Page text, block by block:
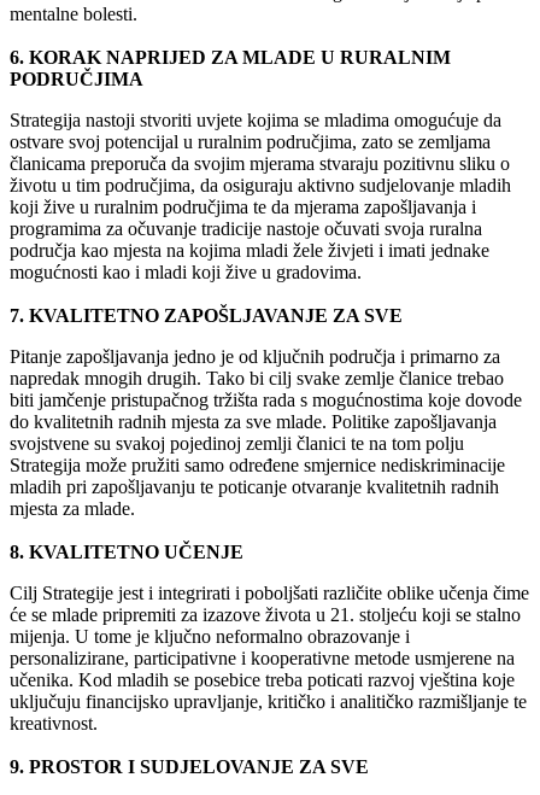
mentalne bolesti.
6. KORAK NAPRIJED ZA MLADE U RURALNIM
PODRUČJIMA
Strategija nastoji stvoriti uvjete kojima se mladima omogućuje da
ostvare svoj potencijal u ruralnim područjima, zato se zemljama
članicama preporuča da svojim mjerama stvaraju pozitivnu sliku o
životu u tim područjima, da osiguraju aktivno sudjelovanje mladih
koji žive u ruralnim područjima te da mjerama zapošljavanja i
programima za očuvanje tradicije nastoje očuvati svoja ruralna
područja kao mjesta na kojima mladi žele živjeti i imati jednake
mogućnosti kao i mladi koji žive u gradovima.
7. KVALITETNO ZAPOŠLJAVANJE ZA SVE
Pitanje zapošljavanja jedno je od ključnih područja i primarno za
napredak mnogih drugih. Tako bi cilj svake zemlje članice trebao
biti jamčenje pristupačnog tržišta rada s mogućnostima koje dovode
do kvalitetnih radnih mjesta za sve mlade. Politike zapošljavanja
svojstvene su svakoj pojedinoj zemlji članici te na tom polju
Strategija može pružiti samo određene smjernice nediskriminacije
mladih pri zapošljavanju te poticanje otvaranje kvalitetnih radnih
mjesta za mlade.
8. KVALITETNO UČENJE
Cilj Strategije jest i integrirati i poboljšati različite oblike učenja čime
će se mlade pripremiti za izazove života u 21. stoljeću koji se stalno
mijenja. U tome je ključno neformalno obrazovanje i
personalizirane, participativne i kooperativne metode usmjerene na
učenika. Kod mladih se posebice treba poticati razvoj vještina koje
uključuju financijsko upravljanje, kritičko i analitičko razmišljanje te
kreativnost.
9. PROSTOR I SUDJELOVANJE ZA SVE